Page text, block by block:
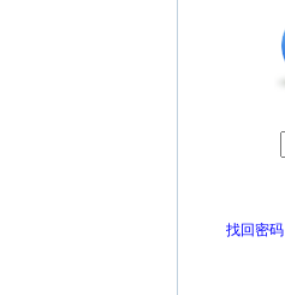
找回密码